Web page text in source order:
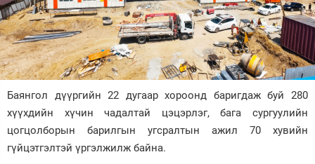
Нийгэм
Дэлхий
Энтертайнмэнт
Баянгол дүүргийн 22 дугаар хороонд баригдаж буй 280
хүүхдийн хүчин чадалтай цэцэрлэг, бага сургуулийн
цогцолборын барилгын угсралтын ажил 70 хувийн
гүйцэтгэлтэй үргэлжилж байна.